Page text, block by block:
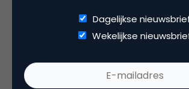
Dash
Dagelijkse
Wekelijkse